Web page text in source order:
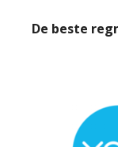
De beste